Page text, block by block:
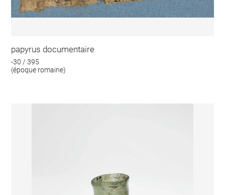
papyrus documentaire
-30 / 395
(époque romaine)